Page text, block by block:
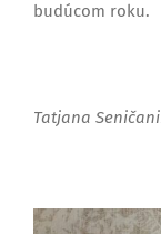
budúcom roku.
Tatjana